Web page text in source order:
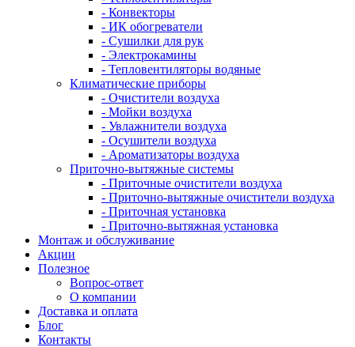
- Конвекторы
- ИК обогреватели
- Сушилки для рук
- Электрокамины
- Тепловентиляторы водяные
Климатические приборы
- Очистители воздуха
- Мойки воздуха
- Увлажнители воздуха
- Осушители воздуха
- Ароматизаторы воздуха
Приточно-вытяжные системы
- Приточные очистители воздуха
- Приточно-вытяжные очистители воздуха
- Приточная установка
- Приточно-вытяжная установка
Монтаж и обслуживание
Акции
Полезное
Вопрос-ответ
О компании
Доставка и оплата
Блог
Контакты